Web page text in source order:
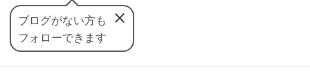
ブログがない方も
フォローできます